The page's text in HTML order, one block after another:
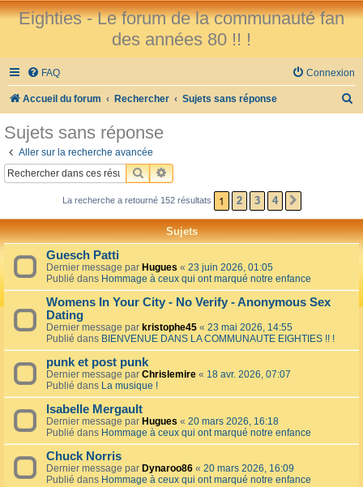
Eighties - Le forum de la communauté fan
des années 80 !! !
FAQ Connexion
Accueil du forum Rechercher Sujets sans réponse
h
r
Sujets sans réponse
Aller sur la recherche avancée
RECHERCHER
RECHERCHE AVANCÉE
La recherche a retourné 152 résultats 1 2 3 4
Sujets
Guesch Patti
Dernier message par Hugues « 23 juin 2026, 01:05
Publié dans Hommage à ceux qui ont marqué notre enfance
Womens In Your City - No Verify - Anonymous Sex
Dating
Dernier message par kristophe45 « 23 mai 2026, 14:55
Publié dans BIENVENUE DANS LA COMMUNAUTE EIGHTIES !! !
punk et post punk
Dernier message par Chrislemire « 18 avr. 2026, 07:07
Publié dans La musique !
Isabelle Mergault
Dernier message par Hugues « 20 mars 2026, 16:18
Publié dans Hommage à ceux qui ont marqué notre enfance
Chuck Norris
Dernier message par Dynaroo86 « 20 mars 2026, 16:09
Publié dans Hommage à ceux qui ont marqué notre enfance